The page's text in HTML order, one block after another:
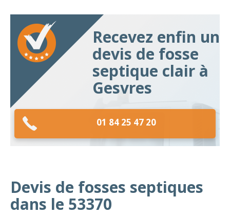
Recevez enfin un
devis de fosse
septique clair à
Gesvres
01 84 25 47 20
Devis de fosses septiques
dans le 53370